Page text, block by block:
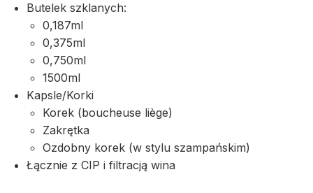
Butelek szklanych:
0,187ml
0,375ml
0,750ml
1500ml
Kapsle/Korki
Korek (boucheuse liège)
Zakrętka
Ozdobny korek (w stylu szampańskim)
Łącznie z CIP i filtracją wina